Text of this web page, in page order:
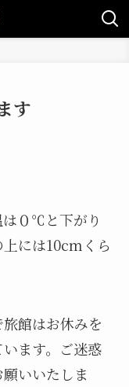
す
０℃と下がり
には10cmくら
館はお休みを
ます。ご迷惑
いいたしま